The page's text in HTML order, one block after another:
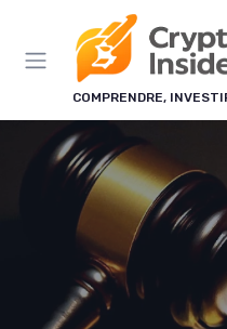
COMPRENDRE,
Panneau de gestion des